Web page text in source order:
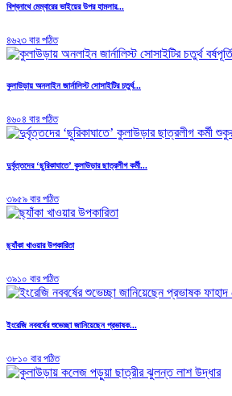
বিশ্বনাথে মেম্বারের ভাইয়ের উপর হামলার...
৪৬২৩ বার পঠিত
কুলাউড়ায় অনলাইন জার্নালিস্ট সোসাইটির চতুর্থ...
৪৬০৪ বার পঠিত
দুর্বৃত্তদের ‘ছুরিকাঘাতে’ কুলাউড়ার ছাত্রলীগ কর্মী...
৩৯৫৯ বার পঠিত
ছ্যাঁকা খাওয়ার উপকারিতা
৩৯১০ বার পঠিত
ইংরেজি নববর্ষের শুভেচ্ছা জানিয়েছেন প্রভাষক...
৩৮১০ বার পঠিত